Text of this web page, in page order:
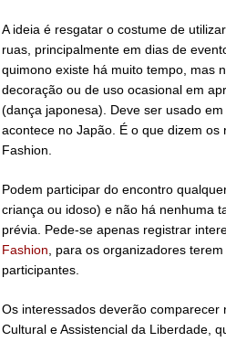
A ideia é resgatar o costume de
ruas, principalmente em dias de
quimono existe há muito tempo, mas
decoração ou de uso ocasional em
(dança japonesa). Deve ser usado
acontece no Japão. É o que dizem os
Fashion.
Podem participar do encontro
criança ou idoso) e não há nenhuma
prévia. Pede-se apenas registrar
Fashion , para os organizadores
participantes.
Os interessados deverão comparecer
Cultural e Assistencial da Liberdade,